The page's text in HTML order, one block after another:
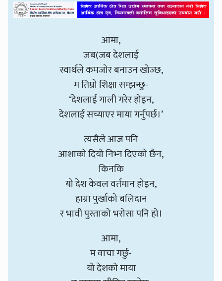
आमा,
जब(जब देशलाई
स्वार्थले कमजोर बनाउन खोज्छ,
म तिम्रो शिक्षा सम्झन्छु-
‘देशलाई गाली गरेर होइन,
देशलाई सच्याएर माया गर्नुपर्छ।’
त्यसैले आज पनि
आशाको दियो निभ्न दिएको छैन,
किनकि
यो देश केवल वर्तमान होइन,
हाम्रा पुर्खाको बलिदान
र भावी पुस्ताको भरोसा पनि हो।
आमा,
म वाचा गर्छु-
यो देशको माया